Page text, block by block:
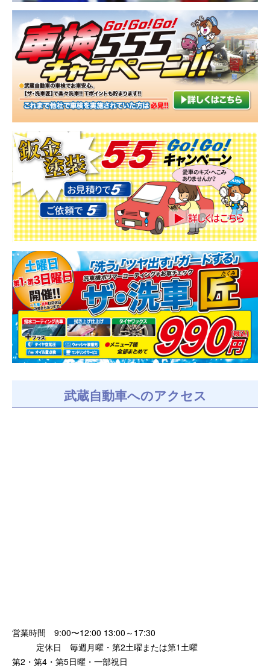
武蔵自動車へのアクセス
営業時間 9:00〜12:00 13:00～17:30
定休日 毎週月曜・第2土曜または第1土曜
第2・第4・第5日曜・一部祝日